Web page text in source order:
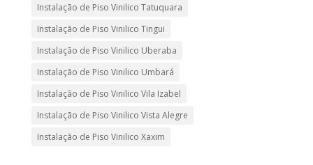
Instalação de Piso Vinilico Tatuquara
Instalação de Piso Vinilico Tingui
Instalação de Piso Vinilico Uberaba
Instalação de Piso Vinilico Umbará
Instalação de Piso Vinilico Vila Izabel
Instalação de Piso Vinilico Vista Alegre
Instalação de Piso Vinilico Xaxim